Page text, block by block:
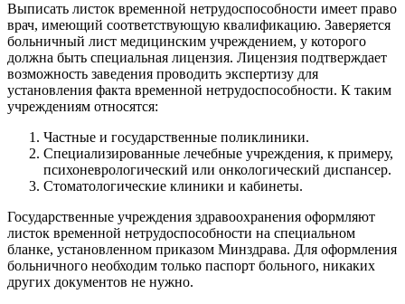
Выписать листок временной нетрудоспособности имеет право
врач, имеющий соответствующую квалификацию. Заверяется
больничный лист медицинским учреждением, у которого
должна быть специальная лицензия. Лицензия подтверждает
возможность заведения проводить экспертизу для
установления факта временной нетрудоспособности. К таким
учреждениям относятся:
Частные и государственные поликлиники.
Специализированные лечебные учреждения, к примеру,
психоневрологический или онкологический диспансер.
Стоматологические клиники и кабинеты.
Государственные учреждения здравоохранения оформляют
листок временной нетрудоспособности на специальном
бланке, установленном приказом Минздрава. Для оформления
больничного необходим только паспорт больного, никаких
других документов не нужно.